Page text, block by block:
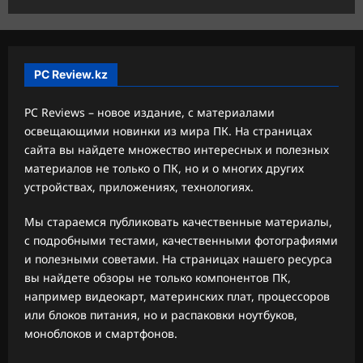
PC Review.kz
PC Reviews – новое издание, с материалами
освещающими новинки из мира ПК. На страницах
сайта вы найдете множество интересных и полезных
материалов не только о ПК, но и о многих других
устройствах, приложениях, технологиях.
Мы стараемся публиковать качественные материалы,
с подробными тестами, качественными фотографиями
и полезными советами. На страницах нашего ресурса
вы найдете обзоры не только компонентов ПК,
например видеокарт, материнских плат, процессоров
или блоков питания, но и распаковки ноутбуков,
моноблоков и смартфонов.